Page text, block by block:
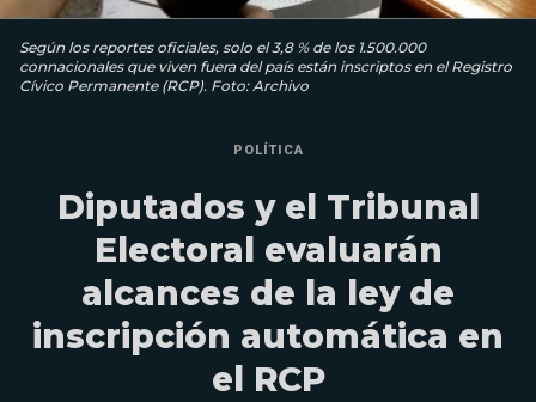
Según los reportes oficiales, solo el 3,8 % de los 1.500.000
connacionales que viven fuera del país están inscriptos en el Registro
Cívico Permanente (RCP). Foto: Archivo
POLÍTICA
Diputados y el Tribunal
Electoral evaluarán
alcances de la ley de
inscripción automática en
el RCP